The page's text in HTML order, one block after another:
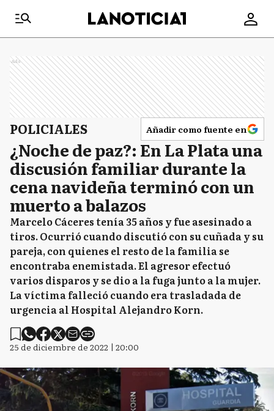
Ads
POLICIALES Añadir como fuente en
¿Noche de paz?: En La Plata una
discusión familiar durante la
cena navideña terminó con un
muerto a balazos
Marcelo Cáceres tenía 35 años y fue asesinado a
tiros. Ocurrió cuando discutió con su cuñada y su
pareja, con quienes el resto de la familia se
encontraba enemistada. El agresor efectuó
varios disparos y se dio a la fuga junto a la mujer.
La víctima falleció cuando era trasladada de
urgencia al Hospital Alejandro Korn.
25 de diciembre de 2022 | 20:00